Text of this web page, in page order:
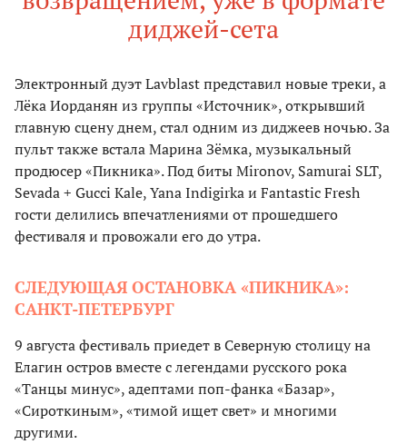
диджей-сета
Электронный дуэт Lavblast представил новые треки, а
Лёка Иорданян из группы «Источник», открывший
главную сцену днем, стал одним из диджеев ночью. За
пульт также встала Марина Зёмка, музыкальный
продюсер «Пикника». Под биты Mironov, Samurai SLT,
Sevada + Gucci Kale, Yana Indigirka и Fantastic Fresh
гости делились впечатлениями от прошедшего
фестиваля и провожали его до утра.
СЛЕДУЮЩАЯ ОСТАНОВКА «ПИКНИКА»:
САНКТ-ПЕТЕРБУРГ
9 августа фестиваль приедет в Северную столицу на
Елагин остров вместе с легендами русского рока
«Танцы минус», адептами поп-фанка «Базар»,
«Сироткиным», «тимой ищет свет» и многими
другими.